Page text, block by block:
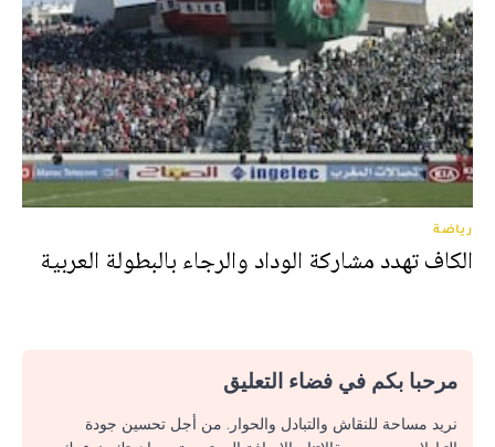
رياضة
الكاف تهدد مشاركة الوداد والرجاء بالبطولة العربية
مرحبا بكم في فضاء التعليق
نريد مساحة للنقاش والتبادل والحوار. من أجل تحسين جودة